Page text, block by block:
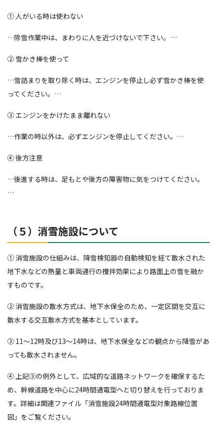
① 人がいる時は使わない
…除雪作業中は、まわりに人を近づけないで下さい。…
② 雪かき棒を使って
…雪詰まりを取り除く時は、エンジンを停止し必ず雪かき棒を使
ってください。…
③ エンジンをかけたまま離れない
…作業の時以外は、必ずエンジンを停止してください。…
④ 後方注意
…後進する時は、足もとや後方の障害物に気をつけてください。
…
（５）消雪施設について
① 消雪施設の仕組みは、降雪検知器の自動検知を経て散水された
地下水などの熱量と車両通行の攪拌効果により路面上の雪を融か
すものです。
② 消雪施設の散水方式は、地下水保全のため、一定区間を交互に
散水する交互散水方式を基本としています。
③ 11～12時及び13～14時は、地下水保全などの観点から降雪があ
っても散水されません。
④ 上記③の例外として、広域的な道路ネットワークを確保するた
め、幹線道路を中心に24時間通電型へと切り替えを行っておりま
す。詳細は関連ファイル「消雪施設24時間通電型対象路線位置
図」をご覧ください。